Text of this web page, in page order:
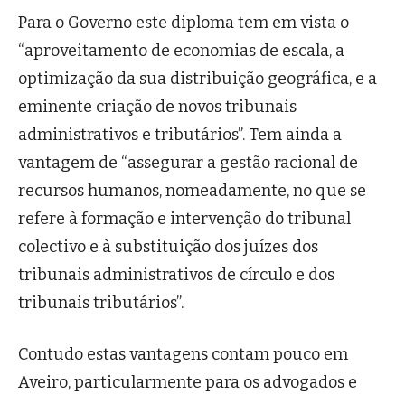
Para o Governo este diploma tem em vista o
“aproveitamento de economias de escala, a
optimização da sua distribuição geográfica, e a
eminente criação de novos tribunais
administrativos e tributários”. Tem ainda a
vantagem de “assegurar a gestão racional de
recursos humanos, nomeadamente, no que se
refere à formação e intervenção do tribunal
colectivo e à substituição dos juízes dos
tribunais administrativos de círculo e dos
tribunais tributários”.
Contudo estas vantagens contam pouco em
Aveiro, particularmente para os advogados e